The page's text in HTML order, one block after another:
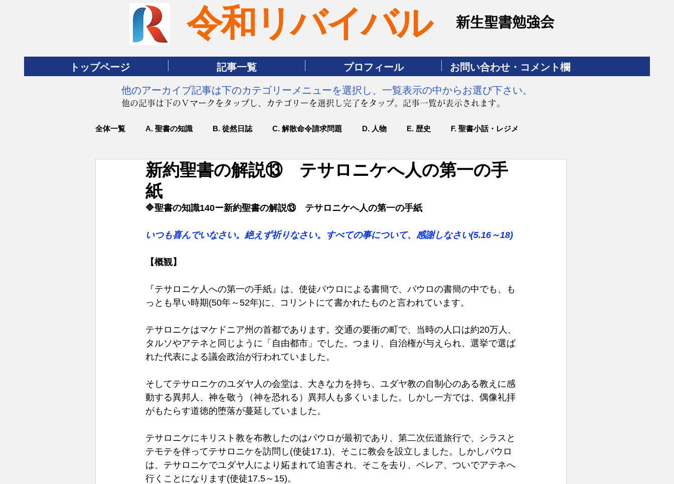
令和リバイバル ​新生聖書勉強会
トップページ 記事一覧 プロフィール お問い合わせ・コメント欄
​他のアーカイブ記事は下のカテゴリーメニューを選択し、一覧表示の中からお選び下さい。
​他の記事は下のＶマークをタップし、カテゴリーを選択し完了をタップ。記事一覧が表示されます。
全体一覧 A. 聖書の知識 B. 徒然日誌 C. 解散命令請求問題 D. 人物 E. 歴史 F. 聖書小話・レジメ
新約聖書の解説⑬ テサロニケへ人の第一の手
紙
🔷聖書の知識140ー新約聖書の解説⑬　テサロニケへ人の第一の手紙
いつも喜んでいなさい。絶えず祈りなさい。すべての事について、感謝しなさい(5.16～18)
【概観】
『テサロニケ人への第一の手紙』は、使徒パウロによる書簡で、パウロの書簡の中でも、も
っとも早い時期(50年～52年)に、コリントにて書かれたものと言われています。
テサロニケはマケドニア州の首都であります。交通の要衝の町で、当時の人口は約20万人、
タルソやアテネと同じように「自由都市」でした。つまり、自治権が与えられ、選挙で選ば
れた代表による議会政治が行われていました。
そしてテサロニケのユダヤ人の会堂は、大きな力を持ち、ユダヤ教の自制心のある教えに感
動する異邦人、神を敬う（神を恐れる）異邦人も多くいました。しかし一方では、偶像礼拝
がもたらす道徳的堕落が蔓延していました。
テサロニケにキリスト教を布教したのはパウロが最初であり、第二次伝道旅行で、シラスと
テモテを伴ってテサロニケを訪問し(使徒17.1)、そこに教会を設立しました。しかしパウロ
は、テサロニケでユダヤ人により妬まれて迫害され、そこを去り、ベレア、ついでアテネへ
行くことになります(使徒17.5～15)。